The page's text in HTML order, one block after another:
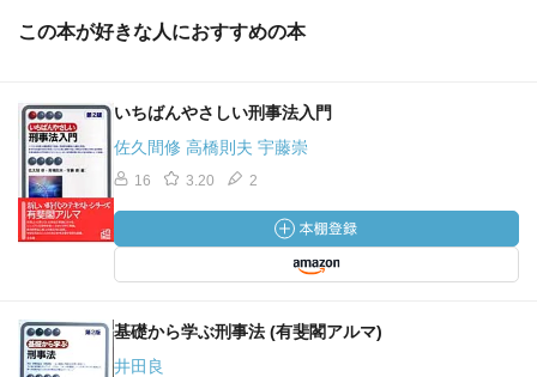
この本が好きな人におすすめの本
いちばんやさしい刑事法入門
佐久間修 高橋則夫 宇藤崇
16 3.20 2
基礎から学ぶ刑事法 (有斐閣アルマ)
井田良